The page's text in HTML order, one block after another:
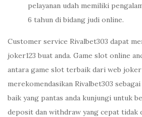
pelayanan udah memiliki
6 tahun di bidang judi online.
Customer service Rivalbet303 dapat
joker123 buat anda. Game slot online
antara game slot terbaik dari web
merekomendasikan Rivalbet303
baik yang pantas anda kunjungi untuk
deposit dan withdraw yang cepat tidak